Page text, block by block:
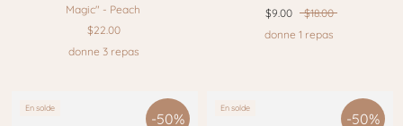
Magic" - Peach
$22.00
donne 3 repas
$9.00
$18.00
donne 1 repas
En solde
-50%
En solde
-50%